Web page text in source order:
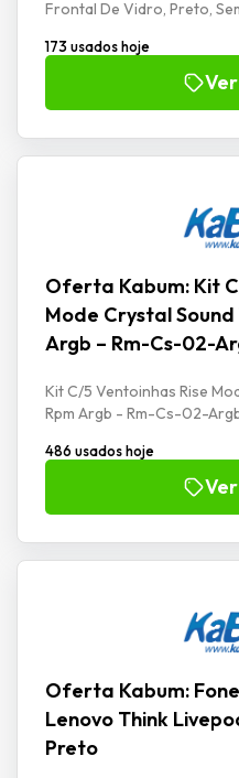
Frontal De Vidro, Preto,
173 usados hoje
Oferta Kabum: Kit
Mode Crystal Sound
Argb – Rm-Cs-02-
Kit C/5 Ventoinhas Rise
Rpm Argb - Rm-Cs-02-
486 usados hoje
Oferta Kabum:
Lenovo Think
Preto